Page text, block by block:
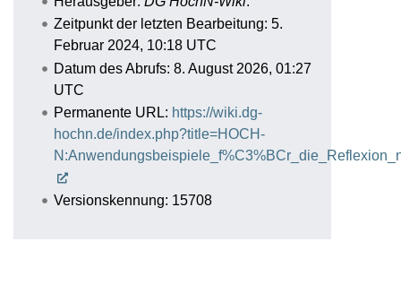
Zeitpunkt der letzten Bearbeitung: 5.
Februar 2024, 10:18 UTC
Datum des Abrufs: 8. August 2026, 01:27
UTC
Permanente URL: https://wiki.dg-
hochn.de/index.php?title=HOCH-
Versionskennung: 15708